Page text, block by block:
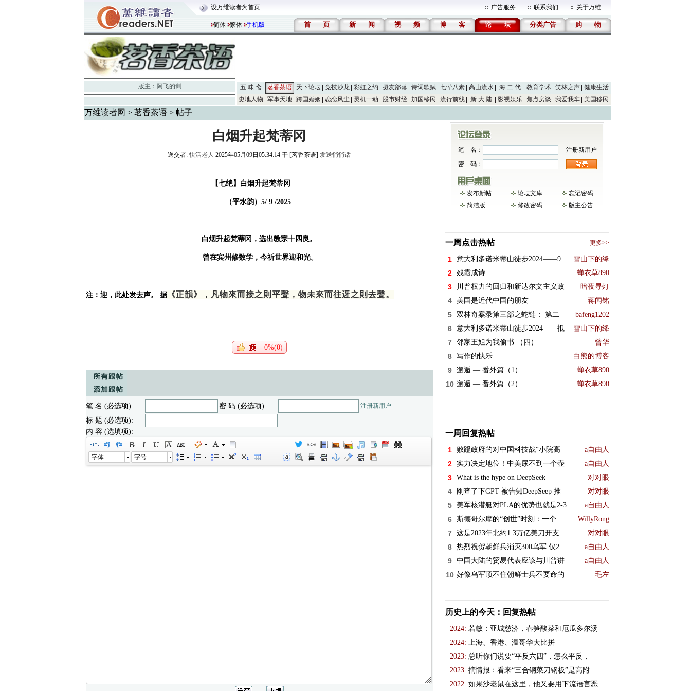
设万维读者为首页 广告服务 联系我们 关于万维
简体 繁体 手机版 首 页 新 闻 视 频 博 客 论 坛 分类广告 购 物
版主： 阿飞的剑 五 味 斋 茗香茶语 天下论坛 竞技沙龙 彩虹之约 摄友部落 诗词歌赋 七荤八素 高山流水 海 二 代 教育学术 笑林之声
健康生活
史地人物
军事天地 跨国婚姻 恋恋风尘 灵机一动 股市财经 加国移民 流行前线 新 大 陆 影视娱乐 焦点房谈 我爱我车 美国移民
万维读者网 > 茗香茶语> 帖子
白烟升起梵蒂冈
送交者:快活老人 2025年05月09日05:34:14 于 [茗香茶语] 发送悄悄话
【七绝】白烟升起梵蒂冈
（平水韵）5/ 9 /2025
白烟升起梵蒂冈，选出教宗十四良。
曾在宾州修数学，今祈世界迎和光。
注：迎，此处发去声。 据《正韻》，凡物來而接之則平聲，物未來而往迓之則去聲。
0%(0)
笔 名 (必选项): 密 码 (必选项): 注册新用户
标 题 (必选项):
内 容 (选填项):
字体 字号
笔 名：
注册新用户
密 码：
发布新帖 论坛文库
忘记密码
简洁版
修改密码 版主公告
一周点击热帖 更多>>
1 意大利多诺米蒂山徒步2024——9 雪山下的绛
2 残霞成诗 蝉衣草890
3 川普权力的回归和新达尔文主义政 暗夜寻灯
4 美国是近代中国的朋友 蒋闻铭
5 双林奇案录第三部之蛇链： 第二 bafeng1202
6 意大利多诺米蒂山徒步2024——抵 雪山下的绛
7 邻家王姐为我偷书 （四） 曾华
8 写作的快乐 白熊的博客
9 邂逅 — 番外篇（1） 蝉衣草890
10 邂逅 — 番外篇（2） 蝉衣草890
一周回复热帖
1 败蹬政府的对中国科技战“小院高 a自由人
2 实力决定地位！中美尿不到一个壶 a自由人
3 What is the hype on DeepSeek 对对眼
4 刚查了下GPT 被告知DeepSeep 推 对对眼
5 美军核潜艇对PLA的优势也就是2-3 a自由人
6 斯德哥尔摩的“创世”时刻：一个 WillyRong
7 这是2023年北约1.3万亿美刀开支 对对眼
8 热烈祝贺朝鲜兵消灭300乌军 仅2. a自由人
9 中国大陆的贸易代表应该与川普讲 a自由人
10 好像乌军顶不住朝鲜士兵不要命的 毛左
历史上的今天：回复热帖
2024: 若敏：亚城慈济，春笋酸菜和厄瓜多尔汤
2024: 上海、香港、温哥华大比拼
2023: 总听你们说要“平反六四”，怎么平反，
2023: 搞情报：看来“三合钢菜刀钢板”是高附
2022: 如果沙老鼠在这里，他又要用下流语言恶